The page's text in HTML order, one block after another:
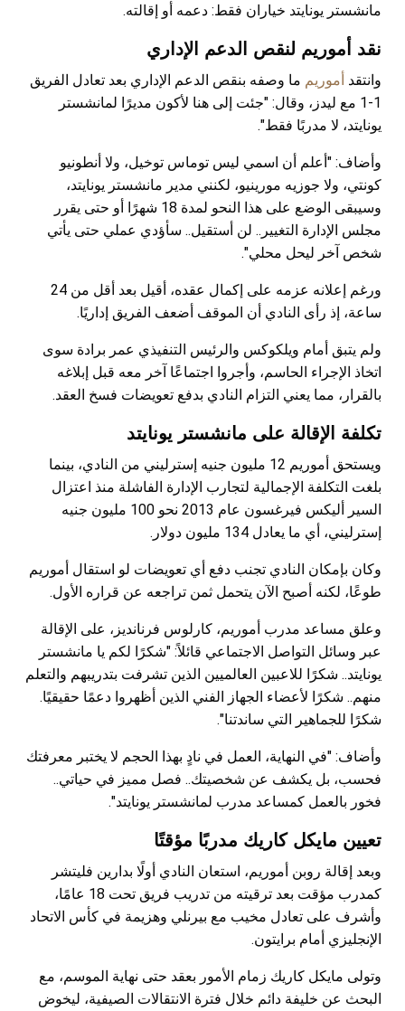
مانشستر يونايتد خياران فقط: دعمه أو إقالته.
نقد أموريم لنقص الدعم الإداري
وانتقد أموريم ما وصفه بنقص الدعم الإداري بعد تعادل الفريق
1-1 مع ليدز، وقال: "جئت إلى هنا لأكون مديرًا لمانشستر
يونايتد، لا مدربًا فقط".
وأضاف: "أعلم أن اسمي ليس توماس توخيل، ولا أنطونيو
كونتي، ولا جوزيه مورينيو، لكنني مدير مانشستر يونايتد،
وسيبقى الوضع على هذا النحو لمدة 18 شهرًا أو حتى يقرر
مجلس الإدارة التغيير.. لن أستقيل.. سأؤدي عملي حتى يأتي
شخص آخر ليحل محلي".
ورغم إعلانه عزمه على إكمال عقده، أقيل بعد أقل من 24
ساعة، إذ رأى النادي أن الموقف أضعف الفريق إداريًا.
ولم يتبق أمام ويلكوكس والرئيس التنفيذي عمر برادة سوى
اتخاذ الإجراء الحاسم، وأجروا اجتماعًا آخر معه قبل إبلاغه
بالقرار، مما يعني التزام النادي بدفع تعويضات فسخ العقد.
تكلفة الإقالة على مانشستر يونايتد
ويستحق أموريم 12 مليون جنيه إسترليني من النادي، بينما
بلغت التكلفة الإجمالية لتجارب الإدارة الفاشلة منذ اعتزال
السير أليكس فيرغسون عام 2013 نحو 100 مليون جنيه
إسترليني، أي ما يعادل 134 مليون دولار.
وكان بإمكان النادي تجنب دفع أي تعويضات لو استقال أموريم
طوعًا، لكنه أصبح الآن يتحمل ثمن تراجعه عن قراره الأول.
وعلق مساعد مدرب أموريم، كارلوس فرنانديز، على الإقالة
عبر وسائل التواصل الاجتماعي قائلاً: "شكرًا لكم يا مانشستر
يونايتد.. شكرًا للاعبين العالميين الذين تشرفت بتدريبهم والتعلم
منهم.. شكرًا لأعضاء الجهاز الفني الذين أظهروا دعمًا حقيقيًا.
شكرًا للجماهير التي ساندتنا".
وأضاف: "في النهاية، العمل في نادٍ بهذا الحجم لا يختبر معرفتك
فحسب، بل يكشف عن شخصيتك.. فصل مميز في حياتي..
فخور بالعمل كمساعد مدرب لمانشستر يونايتد".
تعيين مايكل كاريك مدربًا مؤقتًا
وبعد إقالة روبن أموريم، استعان النادي أولًا بدارين فليتشر
كمدرب مؤقت بعد ترقيته من تدريب فريق تحت 18 عامًا،
وأشرف على تعادل مخيب مع بيرنلي وهزيمة في كأس الاتحاد
الإنجليزي أمام برايتون.
وتولى مايكل كاريك زمام الأمور بعقد حتى نهاية الموسم، مع
البحث عن خليفة دائم خلال فترة الانتقالات الصيفية، ليخوض